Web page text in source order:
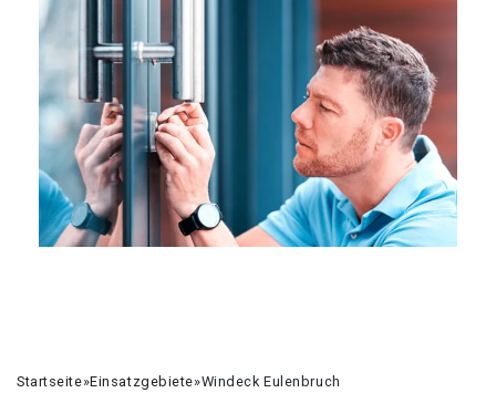
Startseite»Einsatzgebiete»Windeck Eulenbruch